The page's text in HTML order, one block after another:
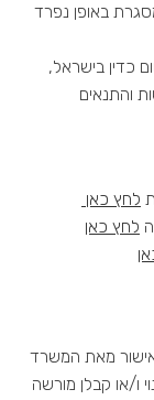
מסגרת באופן נפרד
כדין בישראל,
והתנאים
לחץ כאן
לחץ כאן
המכרז – אישור מאת המשרד
ו/או קבלן מורשה